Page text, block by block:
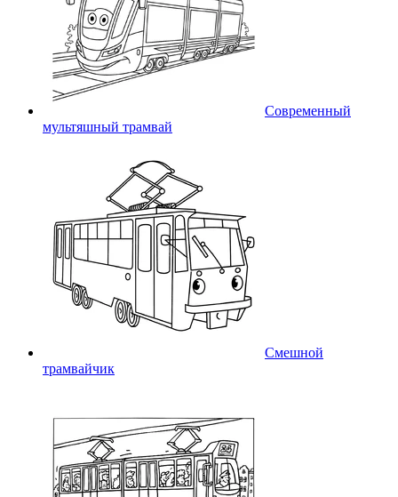
Современный
мультяшный трамвай
Смешной
трамвайчик